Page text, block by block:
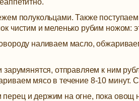
полукольцами. Также
чистим и меленько рубим ножом:
наливаем масло,
зарумянятся, отправляем к ним
мясо в течение 8-10 минут.
и держим на огне, пока овощ